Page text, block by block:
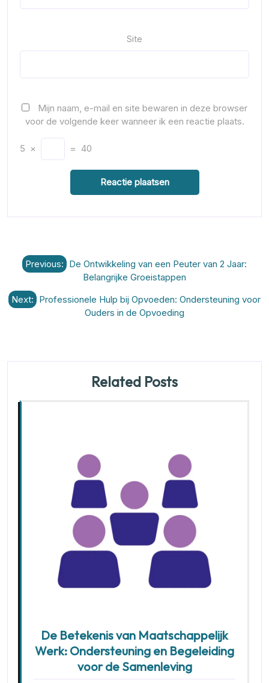
Site
Mijn naam, e-mail en site bewaren in deze browser
voor de volgende keer wanneer ik een reactie plaats.
5 × = 40
Berichtnavigatie
Previous: De Ontwikkeling van een Peuter van 2 Jaar:
Belangrijke Groeistappen
Next: Professionele Hulp bij Opvoeden: Ondersteuning voor
Ouders in de Opvoeding
Related Posts
De Betekenis van Maatschappelijk
Werk: Ondersteuning en Begeleiding
voor de Samenleving